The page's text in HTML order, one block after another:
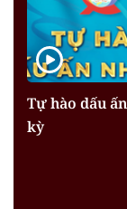
Tự hào dấu
kỳ